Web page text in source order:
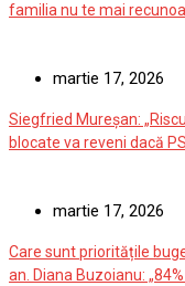
familia nu te mai
martie 17, 2026
Siegfried Mureșan:
blocate va reveni dacă
martie 17, 2026
Care sunt prioritățile
an. Diana Buzoianu: